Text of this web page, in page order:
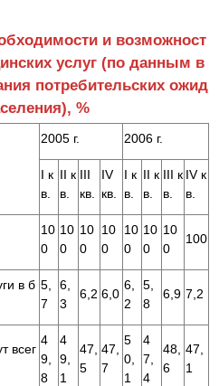
и возможност
услуг (по данным в
потребительских ожид
%
2005 г. 2006 г.
I к
в.
II к
в.
III
кв.
IV
кв.
I к
в.
II к
в.
III к
в.
IV к
в.
10
0
10
0
10
0
10
0
10
0
10
0
10
0
100
в б 5,
7
6,
3
6,2 6,0
6,
2
5,
8
6,9 7,2
всег
4
9,
8
4
9,
1
47,
5
47,
7
5
0,
1
4
7,
4
48,
6
47,
1